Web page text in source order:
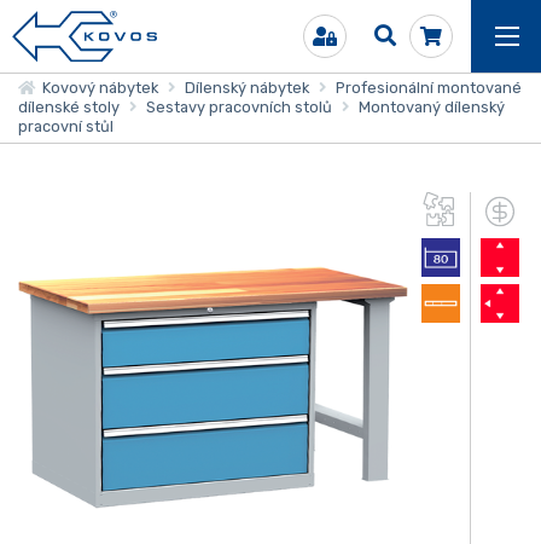
Kovový nábytek Dílenský nábytek
Profesionální montované
dílenské stoly
Sestavy pracovních stolů
Montovaný dílenský
pracovní stůl